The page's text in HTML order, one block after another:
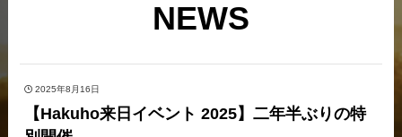
NEWS
2025年8月16日
【Hakuho来日イベント 2025】二年半ぶりの特